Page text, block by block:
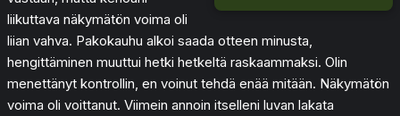
liikuttava näkymätön voima oli
liian vahva. Pakokauhu alkoi saada otteen minusta,
hengittäminen muuttui hetki hetkeltä raskaammaksi. Olin
menettänyt kontrollin, en voinut tehdä enää mitään. Näkymätön
voima oli voittanut. Viimein annoin itselleni luvan lakata